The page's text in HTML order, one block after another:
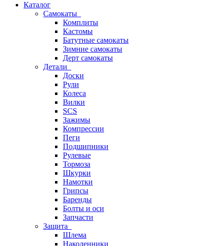
Каталог
Самокаты
Комплиты
Кастомы
Батутные самокаты
Зимние самокаты
Дерт самокаты
Детали
Доски
Рули
Колеса
Вилки
SCS
Зажимы
Компрессии
Пеги
Подшипники
Рулевые
Тормоза
Шкурки
Намотки
Грипсы
Баренды
Болты и оси
Запчасти
Защита
Шлема
Наколенники